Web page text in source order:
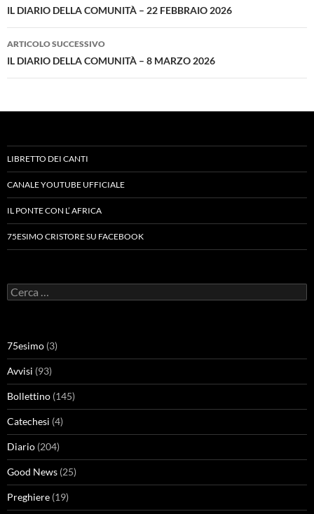
articolo
IL DIARIO DELLA COMUNITÀ – 22 FEBBRAIO 2026
ARTICOLO SUCCESSIVO
IL DIARIO DELLA COMUNITÀ – 8 MARZO 2026
LIBRETTO DEI CANTI
CANALE YOUTUBE UFFICIALE
IL PONTE CON L’ AFRICA
75ESIMO CRISTORE SU FACEBOOK
Ricerca
per:
75esimo (3)
Avvisi (93)
Bollettino (145)
Catechesi (4)
Diario (204)
Good News (25)
Preghiere (19)